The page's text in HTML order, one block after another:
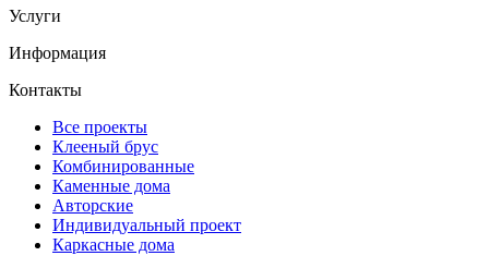
Услуги
Информация
Контакты
Все проекты
Клееный брус
Комбинированные
Каменные дома
Авторские
Индивидуальный проект
Каркасные дома